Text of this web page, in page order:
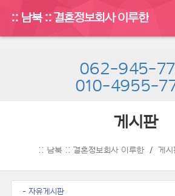
:: 남북 :: 결혼정보회사 이루한
062-945-
010-4955-
게시판
:: 남북 :: 결혼정보회사 이루한 게
- 자유게시판